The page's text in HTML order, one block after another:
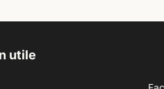
utile